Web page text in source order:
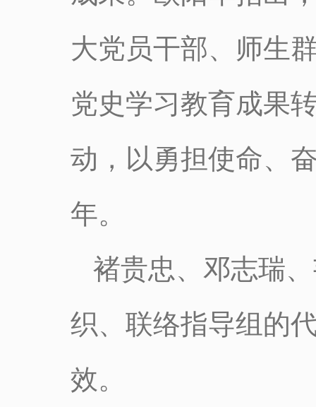
大党员干部、师生
党史学习教育成果
动，以勇担使命、
年。
褚贵忠、邓志瑞
织、联络指导组的
效。